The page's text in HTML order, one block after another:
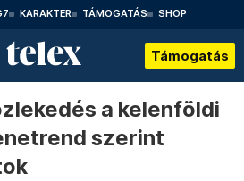
KARAKTER TÁMOGATÁS SHOP
Támogatás
a kelenföldi
szerint